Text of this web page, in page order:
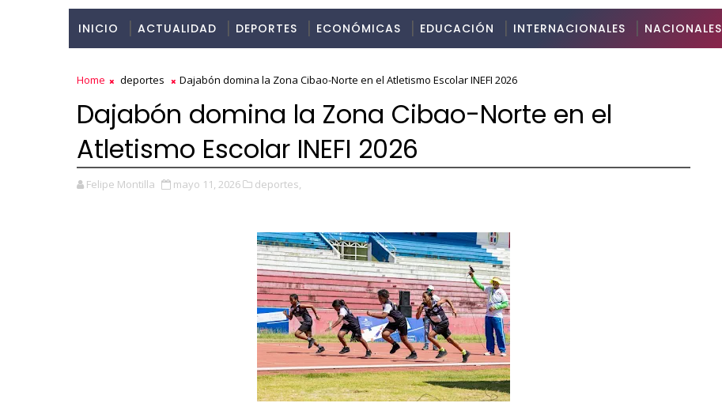
INICIO ACTUALIDAD DEPORTES ECONÓMICAS EDUCACIÓN INTERNACIONALES NACIONALES
Home deportes Dajabón domina la Zona Cibao-Norte en el Atletismo Escolar INEFI 2026
Dajabón domina la Zona Cibao-Norte en el
Atletismo Escolar INEFI 2026
Felipe Montilla mayo 11, 2026 deportes,